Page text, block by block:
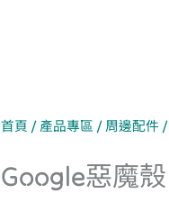
首頁 / 產品專區 / 周邊配件 /
Google惡魔殼